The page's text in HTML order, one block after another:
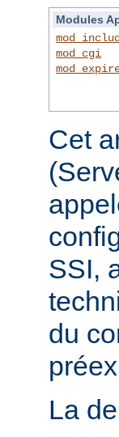
Modules
mod_cgi
Cet
SSI,
du
La